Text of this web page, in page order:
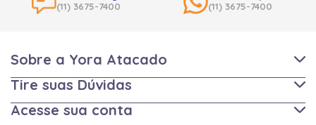
(11) 3675-7400
(11) 3675-7400
Sobre a Yora Atacado
Tire suas Dúvidas
Acesse sua conta